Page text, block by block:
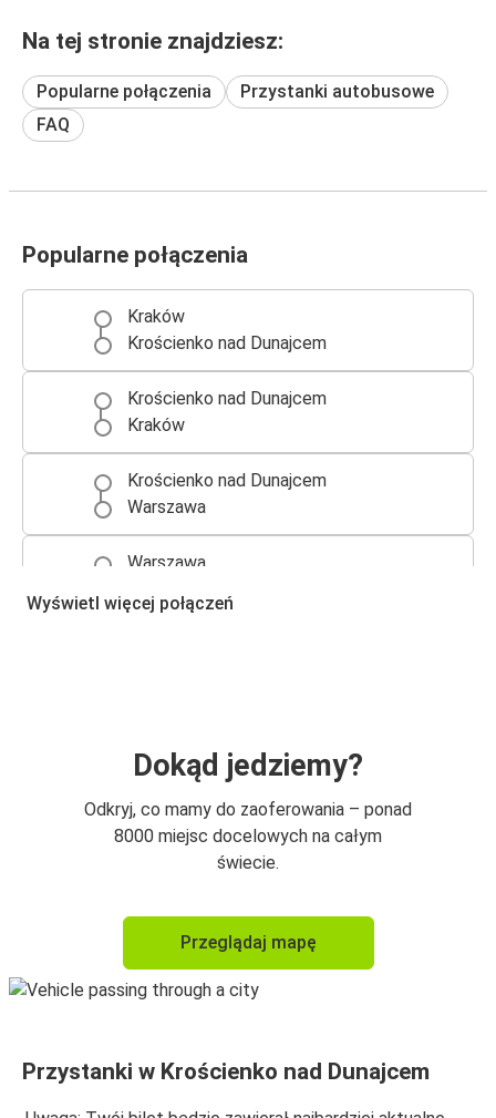
Na tej stronie znajdziesz:
Popularne połączenia
Przystanki autobusowe
FAQ
Popularne połączenia
Kraków
Krościenko nad Dunajcem
Krościenko nad Dunajcem
Kraków
Krościenko nad Dunajcem
Warszawa
Warszawa
Krościenko nad Dunajcem
Krościenko nad Dunajcem
Szczawnica
Krościenko nad Dunajcem
Krościenko nad Dunajcem
Katowice
Krościenko nad Dunajcem
Wyświetl więcej połączeń
Dokąd jedziemy?
Odkryj, co mamy do zaoferowania – ponad
8000 miejsc docelowych na całym
świecie.
Przeglądaj mapę
Przystanki w Krościenko nad Dunajcem